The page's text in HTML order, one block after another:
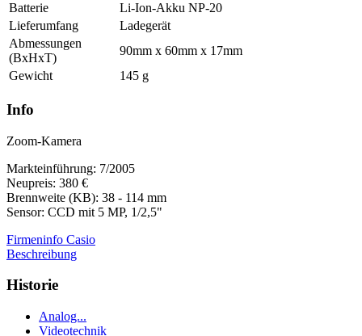
Batterie
Li-Ion-Akku NP-20
Lieferumfang
Ladegerät
Abmessungen
(BxHxT)
90mm x 60mm x 17mm
Gewicht
145 g
Info
Zoom-Kamera
Markteinführung: 7/2005
Neupreis: 380 €
Brennweite (KB): 38 - 114 mm
Sensor: CCD mit 5 MP, 1/2,5"
Firmeninfo Casio
Beschreibung
Historie
Analog...
Videotechnik